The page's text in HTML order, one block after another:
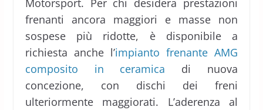
frenanti ancora maggiori e masse non
sospese più ridotte, è disponibile a
richiesta anche l’impianto frenante AMG
composito in ceramica di nuova
concezione, con dischi dei freni
ulteriormente maggiorati. L’aderenza al